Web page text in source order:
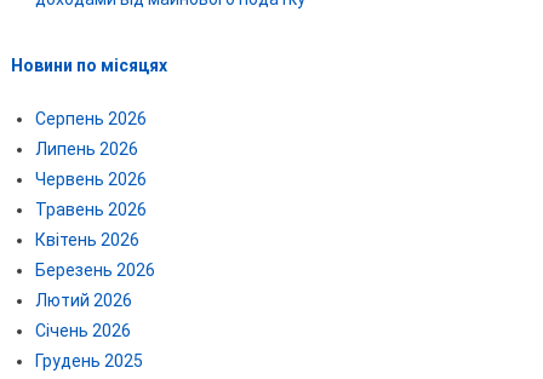
Новини по місяцях
Серпень 2026
Липень 2026
Червень 2026
Травень 2026
Квітень 2026
Березень 2026
Лютий 2026
Січень 2026
Грудень 2025